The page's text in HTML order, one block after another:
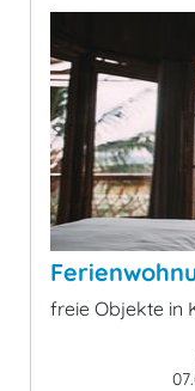
freie Objekte in